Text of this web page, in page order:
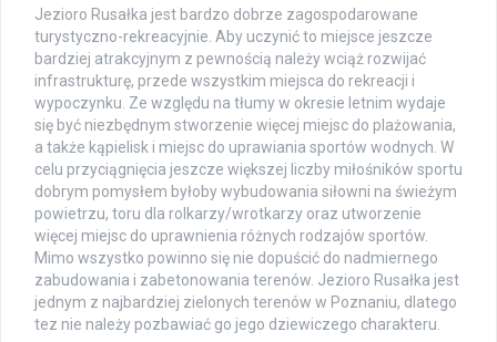
Jezioro Rusałka jest bardzo dobrze zagospodarowane
turystyczno-rekreacyjnie. Aby uczynić to miejsce jeszcze
bardziej atrakcyjnym z pewnością należy wciąż rozwijać
infrastrukturę, przede wszystkim miejsca do rekreacji i
wypoczynku. Ze względu na tłumy w okresie letnim wydaje
się być niezbędnym stworzenie więcej miejsc do plażowania,
a także kąpielisk i miejsc do uprawiania sportów wodnych. W
celu przyciągnięcia jeszcze większej liczby miłośników sportu
dobrym pomysłem byłoby wybudowania siłowni na świeżym
powietrzu, toru dla rolkarzy/wrotkarzy oraz utworzenie
więcej miejsc do uprawnienia różnych rodzajów sportów.
Mimo wszystko powinno się nie dopuścić do nadmiernego
zabudowania i zabetonowania terenów. Jezioro Rusałka jest
jednym z najbardziej zielonych terenów w Poznaniu, dlatego
tez nie należy pozbawiać go jego dziewiczego charakteru.